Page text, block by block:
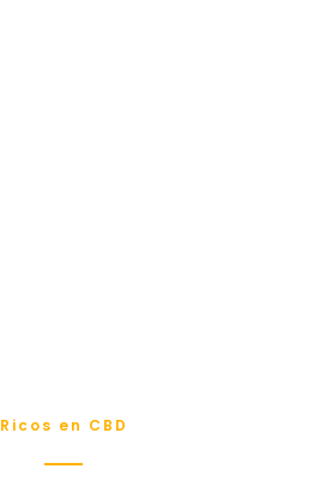
Ricos en CBD